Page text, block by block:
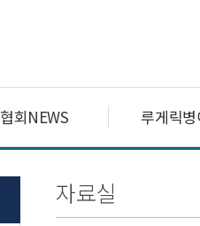
협회NEWS 루게릭
자료실